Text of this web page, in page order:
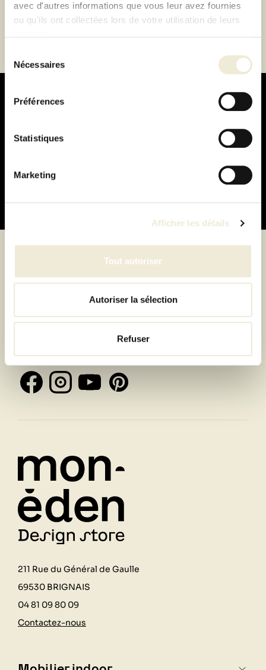
avec d'autres informations que vous leur avez fournies
ou qu'ils ont collectées lors de votre utilisation de leurs
Nécessaires
Préférences
Statistiques
Marketing
Afficher les détails
Tout autoriser
Autoriser la sélection
Refuser
Fiche technique
Suivez-nous
211 Rue du Général de Gaulle
69530 BRIGNAIS
04 81 09 80 09
Contactez-nous